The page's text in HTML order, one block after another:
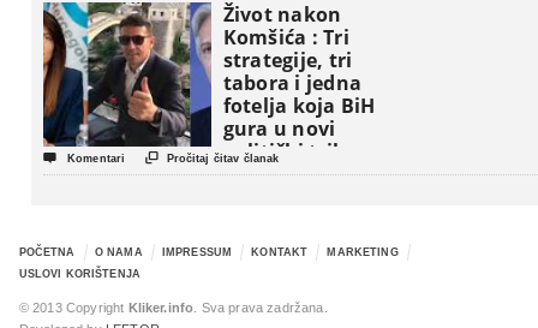
Život nakon
Komšića : Tri
strategije, tri
tabora i jedna
fotelja koja BiH
gura u novi
politički triler
 Komentari  Pročitaj čitav članak
POČETNA O NAMA IMPRESSUM KONTAKT
MARKETING
USLOVI KORIŠTENJA
© 2013 Copyright Kliker.info . Sva prava zadržana.